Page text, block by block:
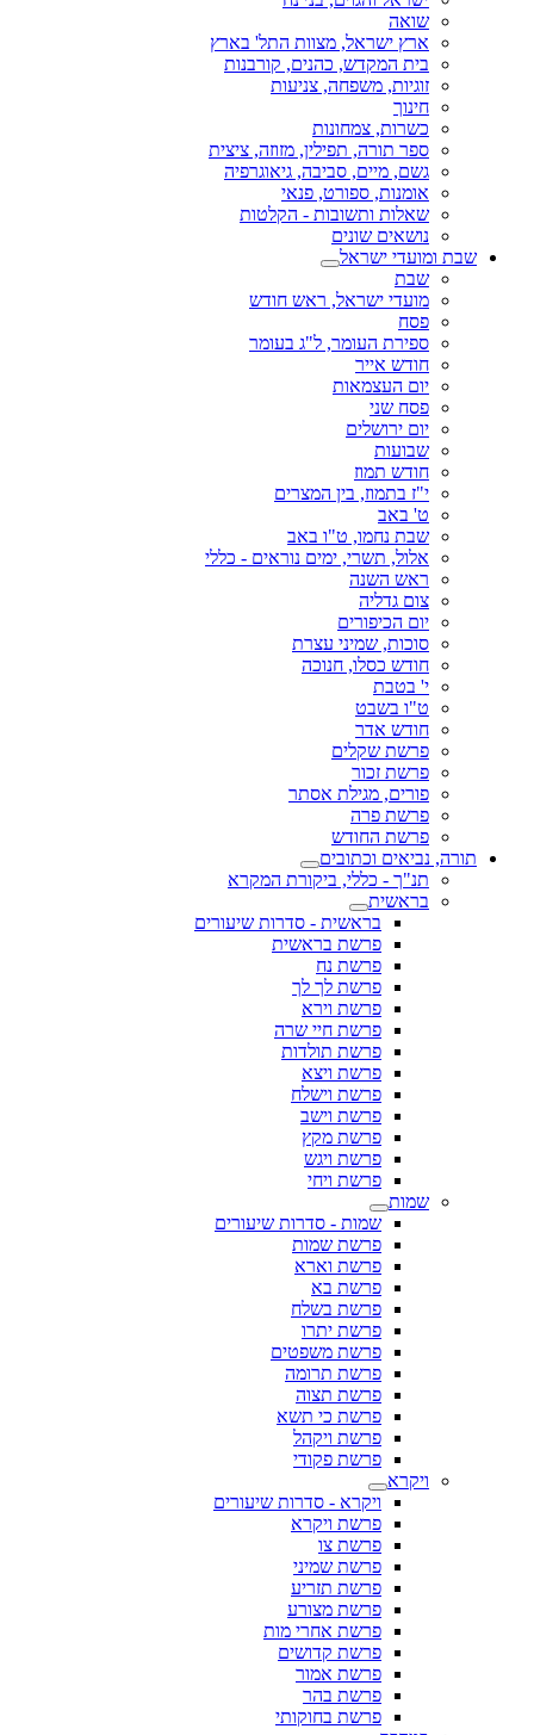
שואה
ארץ ישראל, מצוות התל' בארץ
בית המקדש, כהנים, קורבנות
זוגיות, משפחה, צניעות
חינוך
כשרות, צמחונות
ספר תורה, תפילין, מזוזה, ציצית
גשם, מיים, סביבה, גיאוגרפיה
אומנות, ספורט, פנאי
שאלות ותשובות - הקלטות
נושאים שונים
שבת ומועדי ישראל
שבת
מועדי ישראל, ראש חודש
פסח
ספירת העומר, ל"ג בעומר
חודש אייר
יום העצמאות
פסח שני
יום ירושלים
שבועות
חודש תמוז
י"ז בתמוז, בין המצרים
ט' באב
שבת נחמו, ט"ו באב
אלול, תשרי, ימים נוראים - כללי
ראש השנה
צום גדליה
יום הכיפורים
סוכות, שמיני עצרת
חודש כסלו, חנוכה
י' בטבת
ט"ו בשבט
חודש אדר
פרשת שקלים
פרשת זכור
פורים, מגילת אסתר
פרשת פרה
פרשת החודש
תורה, נביאים וכתובים
תנ"ך - כללי, ביקורת המקרא
בראשית
בראשית - סדרות שיעורים
פרשת בראשית
פרשת נח
פרשת לך לך
פרשת וירא
פרשת חיי שרה
פרשת תולדות
פרשת ויצא
פרשת וישלח
פרשת וישב
פרשת מקץ
פרשת ויגש
פרשת ויחי
שמות
שמות - סדרות שיעורים
פרשת שמות
פרשת וארא
פרשת בא
פרשת בשלח
פרשת יתרו
פרשת משפטים
פרשת תרומה
פרשת תצוה
פרשת כי תשא
פרשת ויקהל
פרשת פקודי
ויקרא
ויקרא - סדרות שיעורים
פרשת ויקרא
פרשת צו
פרשת שמיני
פרשת תזריע
פרשת מצורע
פרשת אחרי מות
פרשת קדושים
פרשת אמור
פרשת בהר
פרשת בחוקותי